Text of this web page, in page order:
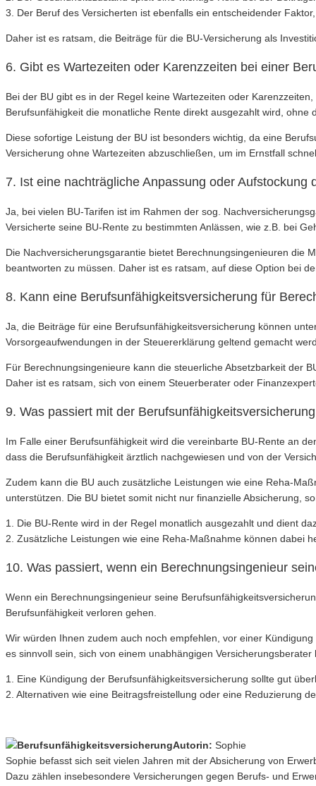
3. Der Beruf des Versicherten ist ebenfalls ein entscheidender
Daher ist es ratsam, die Beiträge für die BU-Versicherung als
6. Gibt es Wartezeiten oder Karenzzeiten bei einer
Bei der BU gibt es in der Regel keine Wartezeiten oder
Berufsunfähigkeit die monatliche Rente direkt ausgezahlt wird,
Diese sofortige Leistung der BU ist besonders wichtig, da eine
Versicherung ohne Wartezeiten abzuschließen, um im Ernstfall
7. Ist eine nachträgliche Anpassung oder
Ja, bei vielen BU-Tarifen ist im Rahmen der sog.
Versicherte seine BU-Rente zu bestimmten Anlässen, wie z.B. bei
Die Nachversicherungsgarantie bietet Berechnungsingenieuren die
beantworten zu müssen. Daher ist es ratsam, auf diese Option bei
8. Kann eine Berufsunfähigkeitsversicherung für
Ja, die Beiträge für eine Berufsunfähigkeitsversicherung können
Vorsorgeaufwendungen in der Steuererklärung geltend gemacht
Für Berechnungsingenieure kann die steuerliche Absetzbarkeit der
Daher ist es ratsam, sich von einem Steuerberater oder
9. Was passiert mit der
Im Falle einer Berufsunfähigkeit wird die vereinbarte BU-Rente an
dass die Berufsunfähigkeit ärztlich nachgewiesen und von der
Zudem kann die BU auch zusätzliche Leistungen wie eine Reha-
unterstützen. Die BU bietet somit nicht nur finanzielle Absicherung,
1. Die BU-Rente wird in der Regel monatlich ausgezahlt und dient
2. Zusätzliche Leistungen wie eine Reha-Maßnahme können dabei
10. Was passiert, wenn ein Berechnungsingenieur
Wenn ein Berechnungsingenieur seine
Berufsunfähigkeit verloren gehen.
Wir würden Ihnen zudem auch noch empfehlen, vor einer
es sinnvoll sein, sich von einem unabhängigen
1. Eine Kündigung der Berufsunfähigkeitsversicherung sollte gut
2. Alternativen wie eine Beitragsfreistellung oder eine Reduzierung
Autorin: Sophie
Sophie befasst sich seit vielen Jahren mit der Absicherung von
Dazu zählen insebesondere Versicherungen gegen Berufs- und